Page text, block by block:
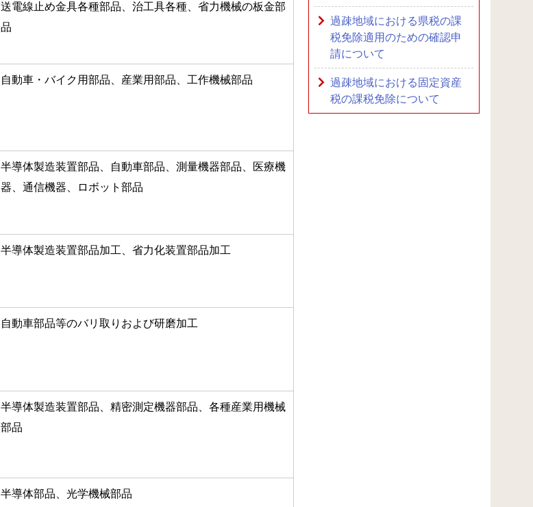
送電線止め金具各種部品、治工具各種、省力機械の板金部
品
自動車・バイク用部品、産業用部品、工作機械部品
半導体製造装置部品、自動車部品、測量機器部品、医療機
器、通信機器、ロボット部品
半導体製造装置部品加工、省力化装置部品加工
自動車部品等のバリ取りおよび研磨加工
半導体製造装置部品、精密測定機器部品、各種産業用機械
部品
半導体部品、光学機械部品
過疎地域における県税の課
税免除適用のための確認申
請について
過疎地域における固定資産
税の課税免除について